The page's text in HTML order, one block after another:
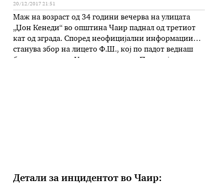
20/12/2017 21:51
Маж на возраст од 34 години вечерва на улицата
„Џон Кенеди“ во општина Чаир паднал од третиот
кат од зграда. Според неофицијални информации
станува збор на лицето Ф.Ш., кој по падот веднаш
Детали за инцидентот во Чаир: